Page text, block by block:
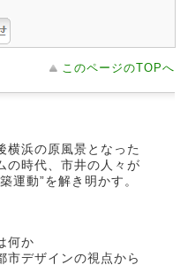
このページのTOPへ
横浜の原風景となった
の時代、市井の人々が
運動”を解き明かす。
何か
デザインの視点から